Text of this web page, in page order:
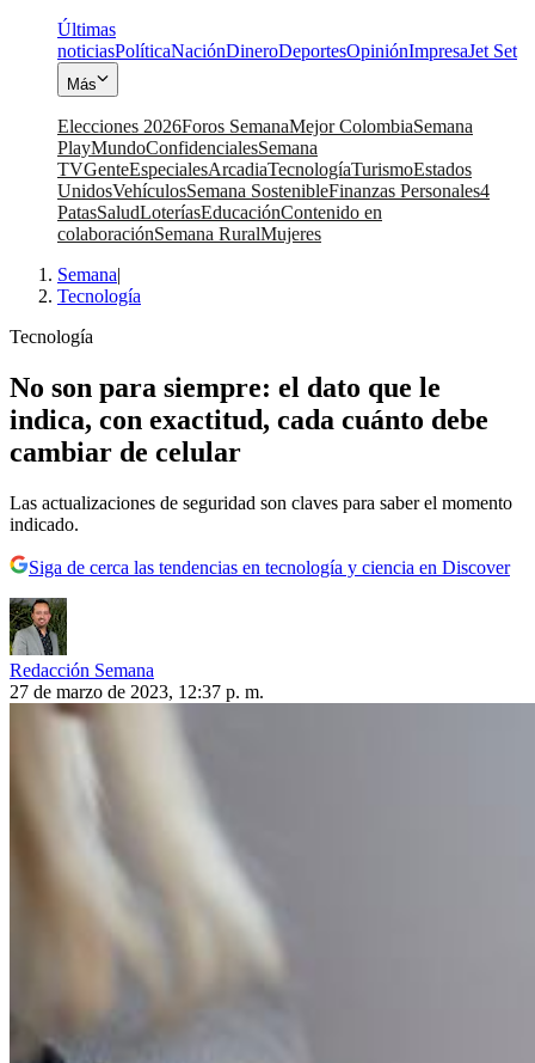
Últimas
noticiasPolíticaNaciónDineroDeportesOpiniónImpresaJet Set
Más
Elecciones 2026Foros SemanaMejor ColombiaSemana
PlayMundoConfidencialesSemana
TVGenteEspecialesArcadiaTecnologíaTurismoEstados
UnidosVehículosSemana SostenibleFinanzas Personales4
PatasSaludLoteríasEducaciónContenido en
colaboraciónSemana RuralMujeres
Semana|
Tecnología
Tecnología
No son para siempre: el dato que le
indica, con exactitud, cada cuánto debe
cambiar de celular
Las actualizaciones de seguridad son claves para saber el momento
indicado.
Siga de cerca las tendencias en tecnología y ciencia en Discover
Redacción Semana
27 de marzo de 2023, 12:37 p. m.